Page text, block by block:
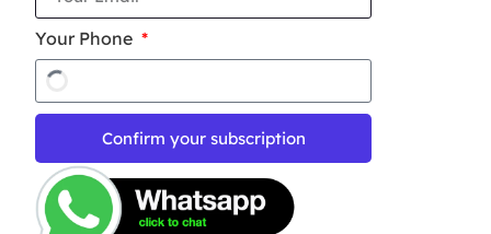
Your Phone
Confirm your subscription